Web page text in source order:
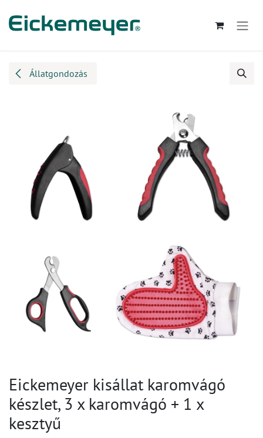
Állatgondozás
Eickemeyer kisállat karomvágó
készlet, 3 x karomvágó + 1 x
kesztyű